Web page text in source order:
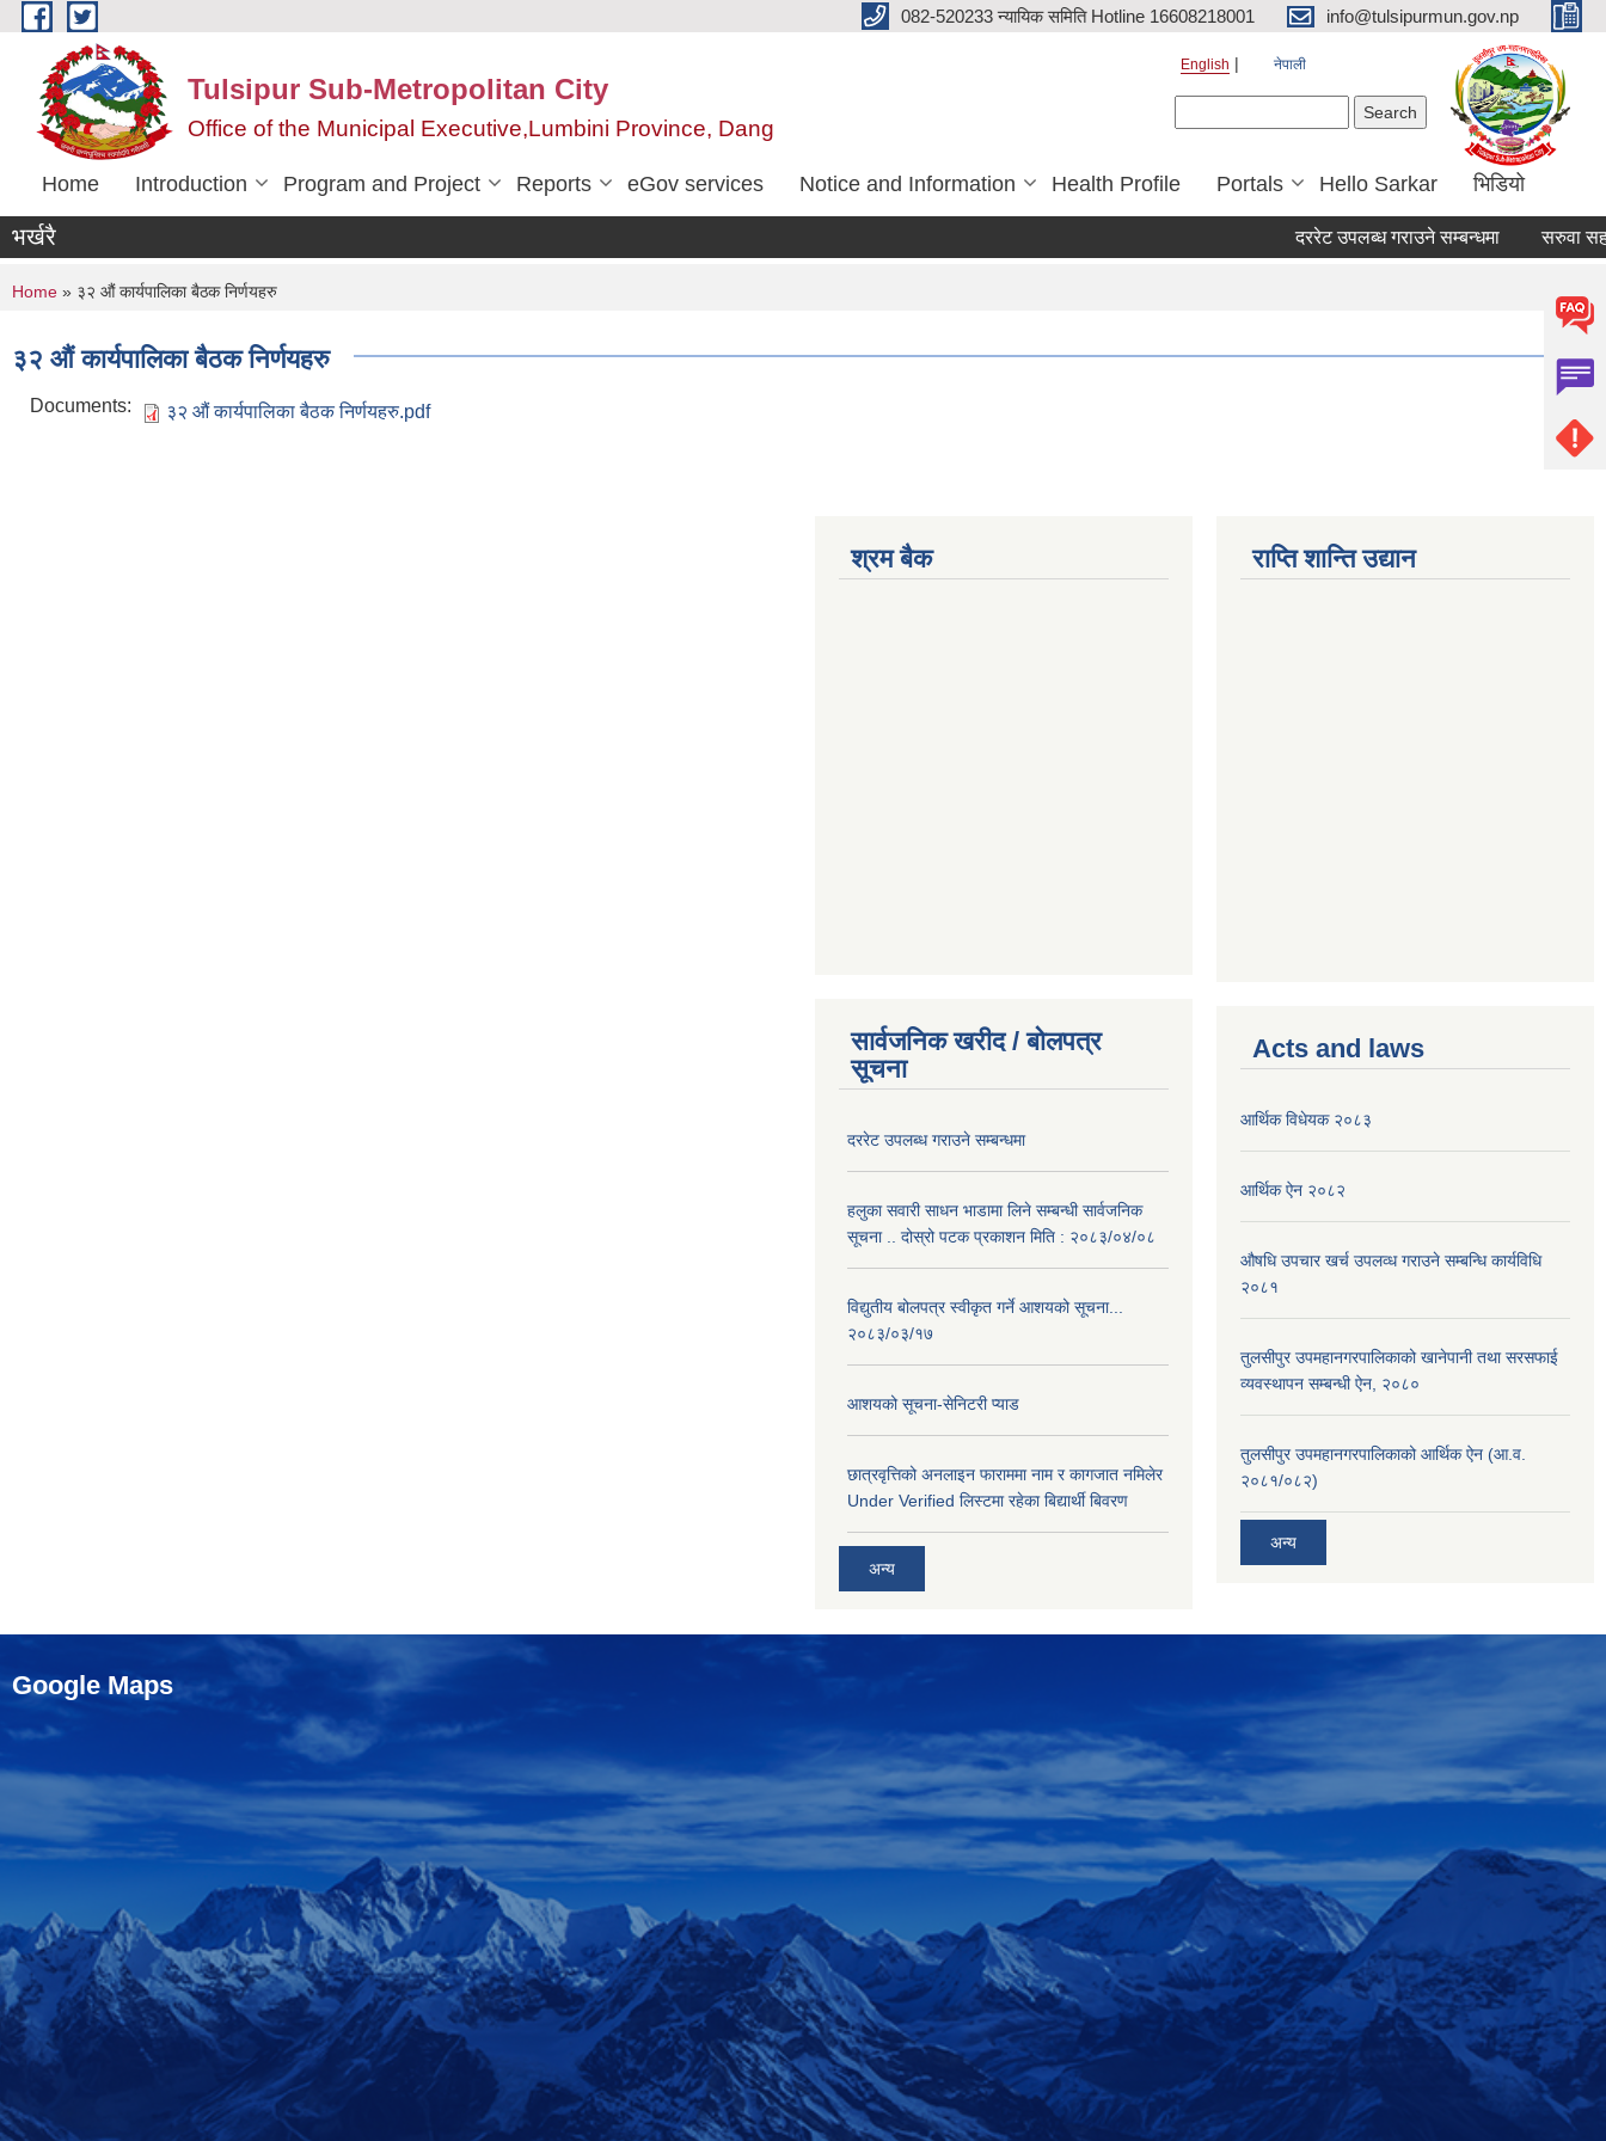
Skip to main content 082-520233 न्यायिक समिति Hotline 16608218001 info@tulsipurmun.gov.np
Tulsipur Sub-Metropolitan City
Office of the Municipal Executive,Lumbini Province, Dang
English नेपाली
Home Introduction Program and Project Reports eGov services Notice and Information Health Profile Portals Hello Sarkar भिडियो
भर्खरै दररेट उपलब्ध गराउने सम्बन्धमा सरुवा
You are here
Home » ३२ औं कार्यपालिका बैठक निर्णयहरु
३२ औं कार्यपालिका बैठक निर्णयहरु
Documents: ३२ औं कार्यपालिका बैठक निर्णयहरु.pdf
श्रम बैक
सार्वजनिक खरीद / बोलपत्र
सूचना
दररेट उपलब्ध गराउने सम्बन्धमा
हलुका सवारी साधन भाडामा लिने सम्बन्धी सार्वजनिक
सूचना .. दोस्रो पटक प्रकाशन मिति : २०८३/०४/०८
विद्युतीय बोलपत्र स्वीकृत गर्ने आशयको सूचना...
२०८३/०३/१७
आशयको सूचना-सेनिटरी प्याड
छात्रवृत्तिको अनलाइन फाराममा नाम र कागजात नमिलेर
Under Verified लिस्टमा रहेका बिद्यार्थी बिवरण
अन्य
राप्ति शान्ति उद्यान
Acts and laws
आर्थिक विधेयक २०८३
आर्थिक ऐन २०८२
औषधि उपचार खर्च उपलव्ध गराउने सम्बन्धि कार्यविधि
२०८१
तुलसीपुर उपमहानगरपालिकाको खानेपानी तथा सरसफाई
व्यवस्थापन सम्बन्धी ऐन, २०८०
तुलसीपुर उपमहानगरपालिकाको आर्थिक ऐन (आ.व.
२०८१/०८२)
अन्य
Google Maps